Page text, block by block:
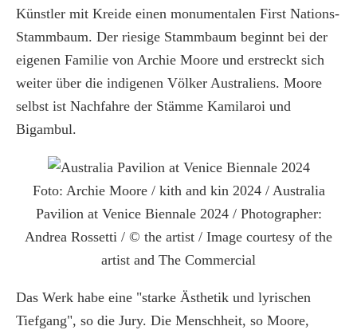
Künstler mit Kreide einen monumentalen First Nations-
Stammbaum. Der riesige Stammbaum beginnt bei der
eigenen Familie von Archie Moore und erstreckt sich
weiter über die indigenen Völker Australiens. Moore
selbst ist Nachfahre der Stämme Kamilaroi und
Bigambul.
Foto: Archie Moore / kith and kin 2024 / Australia
Pavilion at Venice Biennale 2024 / Photographer:
Andrea Rossetti / © the artist / Image courtesy of the
artist and The Commercial
Das Werk habe eine "starke Ästhetik und lyrischen
Tiefgang", so die Jury. Die Menschheit, so Moore,